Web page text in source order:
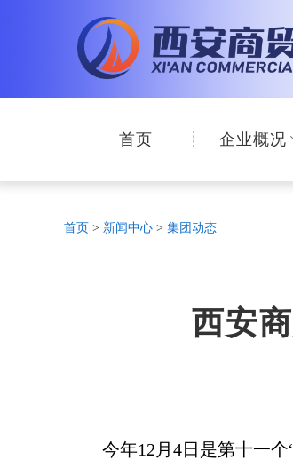
首页 企业概况
首页 > 新闻中心 > 集团动态
西安
今年12月4日是第十一